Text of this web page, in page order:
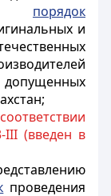
порядок
и
допущенных
(введен в
проведения